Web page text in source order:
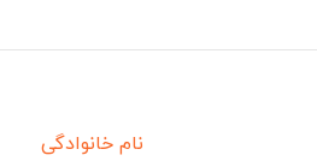
نام خانوادگی